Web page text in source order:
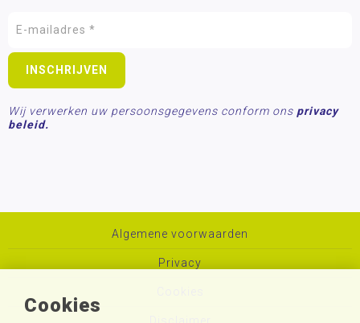
Cookies
Wij verwerken uw persoonsgegevens conform ons privacy
beleid.
Algemene voorwaarden
Privacy